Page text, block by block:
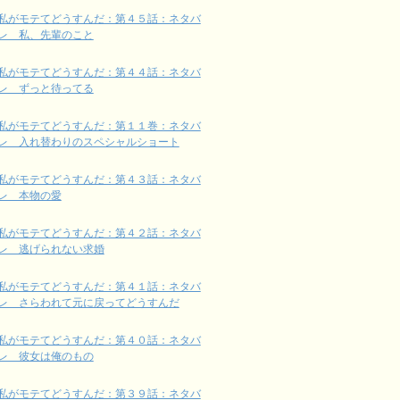
がモテてどうすんだ：第４５話：ネタバ
私、先輩のこと
がモテてどうすんだ：第４４話：ネタバ
ずっと待ってる
がモテてどうすんだ：第１１巻：ネタバ
入れ替わりのスペシャルショート
がモテてどうすんだ：第４３話：ネタバ
本物の愛
がモテてどうすんだ：第４２話：ネタバ
逃げられない求婚
がモテてどうすんだ：第４１話：ネタバ
さらわれて元に戻ってどうすんだ
がモテてどうすんだ：第４０話：ネタバ
彼女は俺のもの
がモテてどうすんだ：第３９話：ネタバ